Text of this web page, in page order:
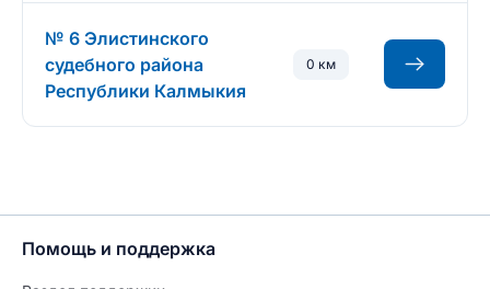
№ 6 Элистинского
судебного района
Республики Калмыкия
0 км
Помощь и поддержка